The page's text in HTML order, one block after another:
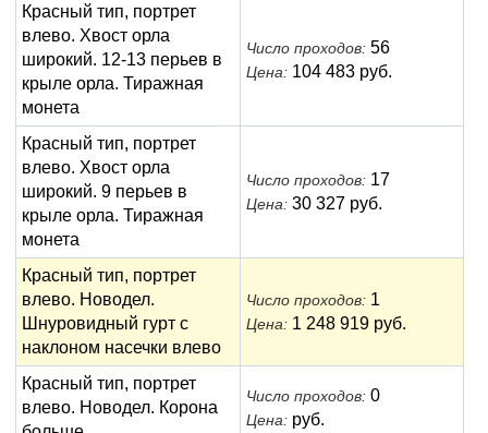
Красный тип, портрет
влево. Хвост орла
широкий. 12-13 перьев в
крыле орла. Тиражная
монета
Число проходов: 56
Цена: 104 483 руб.
Красный тип, портрет
влево. Хвост орла
широкий. 9 перьев в
крыле орла. Тиражная
монета
Число проходов: 17
Цена: 30 327 руб.
Красный тип, портрет
влево. Новодел.
Шнуровидный гурт с
наклоном насечки влево
Число проходов: 1
Цена: 1 248 919 руб.
Красный тип, портрет
влево. Новодел. Корона
Число проходов: 0
Цена: руб.